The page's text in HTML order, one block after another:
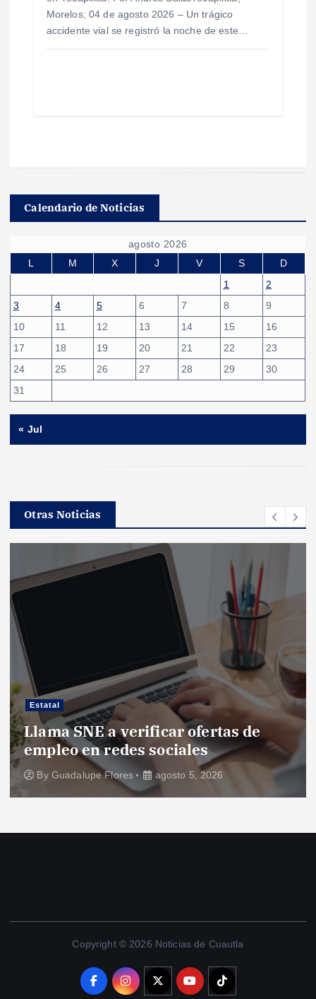
Morelos; 04 de agosto 2026 – ​Un trágico
accidente vial se registró la noche de este…
Calendario de Noticias
agosto 2026
L
M X J V S
D
1
2
3
4 5 6 7 8
9
10
11 12 13 14 15
16
17
18 19 20 21 22
23
24
25 26 27 28 29
30
31
« Jul
Otras Noticias
Estatal
Llama SNE a verificar ofertas de
empleo en redes sociales
By Guadalupe Flores agosto 5, 2026
Copyright © 2026 Noticias de Cuautla